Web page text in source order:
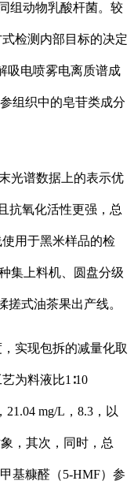
组动物乳酸杆菌。较
检测内部目标的决定
吸电喷雾电离质谱成
组织中的皂苷类成分
谱数据上的表示优
抗氧化活性更强，总
用于黑米样品的检
集上料机、圆盘分级
式油茶果出产线。
实现包拆的减量化取
为料液比1∶10
21.04 mg/L，8.3，以
，其次，同时，总
基糠醛（5-HMF）参